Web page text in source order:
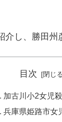
し、勝田州
目次
加古川小2女児
兵庫県姫路市女